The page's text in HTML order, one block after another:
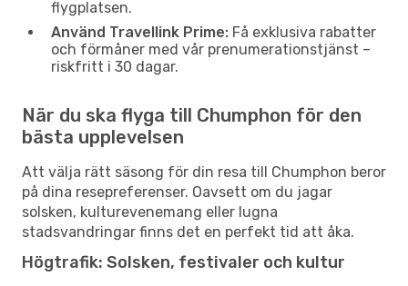
flygplatsen.
Använd Travellink Prime: Få exklusiva rabatter
och förmåner med vår prenumerationstjänst –
riskfritt i 30 dagar.
När du ska flyga till Chumphon för den
bästa upplevelsen
Att välja rätt säsong för din resa till Chumphon beror
på dina resepreferenser. Oavsett om du jagar
solsken, kulturevenemang eller lugna
stadsvandringar finns det en perfekt tid att åka.
Högtrafik: Solsken, festivaler och kultur